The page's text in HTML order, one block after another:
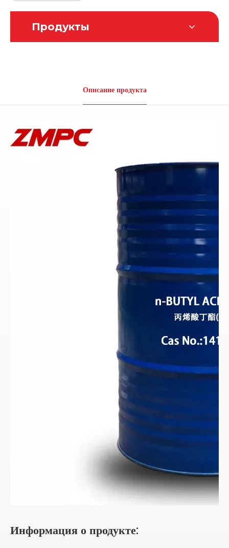
Продукты
Описание продукта
Информация о продукте: